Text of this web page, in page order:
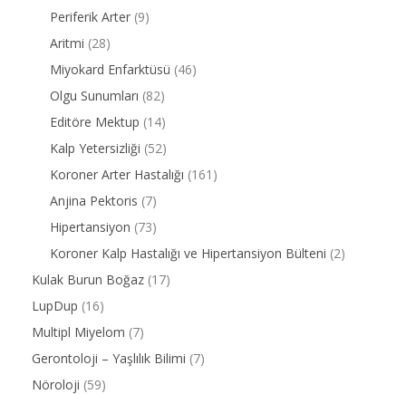
Periferik Arter (9)
Aritmi (28)
Miyokard Enfarktüsü (46)
Olgu Sunumları (82)
Editöre Mektup (14)
Kalp Yetersizliği (52)
Koroner Arter Hastalığı (161)
Anjina Pektoris (7)
Hipertansiyon (73)
Koroner Kalp Hastalığı ve Hipertansiyon Bülteni (2)
Kulak Burun Boğaz (17)
LupDup (16)
Multipl Miyelom (7)
Gerontoloji – Yaşlılık Bilimi (7)
Nöroloji (59)